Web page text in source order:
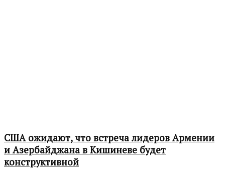
США ожидают, что встреча лидеров Армении
и Азербайджана в Кишиневе будет
конструктивной